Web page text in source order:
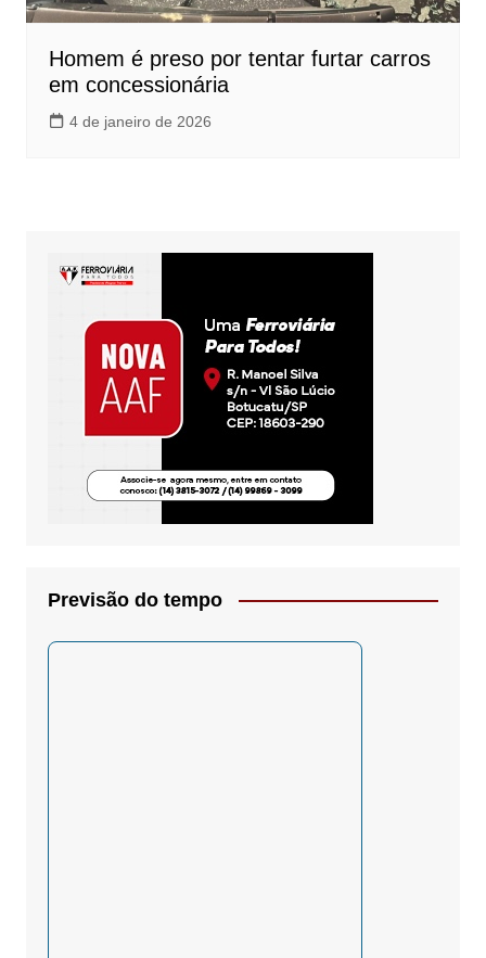
Homem é preso por tentar furtar carros
em concessionária
4 de janeiro de 2026
Previsão do tempo